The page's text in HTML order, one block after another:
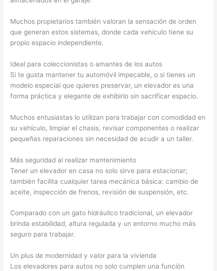
Muchos propietarios también valoran la sensación de orden
que generan estos sistemas, donde cada vehículo tiene su
propio espacio independiente.
Ideal para coleccionistas o amantes de los autos
Si te gusta mantener tu automóvil impecable, o si tienes un
modelo especial que quieres preservar, un elevador es una
forma práctica y elegante de exhibirlo sin sacrificar espacio.
Muchos entusiastas lo utilizan para trabajar con comodidad en
su vehículo, limpiar el chasis, revisar componentes o realizar
pequeñas reparaciones sin necesidad de acudir a un taller.
Más seguridad al realizar mantenimiento
Tener un elevador en casa no solo sirve para estacionar;
también facilita cualquier tarea mecánica básica: cambio de
aceite, inspección de frenos, revisión de suspensión, etc.
Comparado con un gato hidráulico tradicional, un elevador
brinda estabilidad, altura regulada y un entorno mucho más
seguro para trabajar.
Un plus de modernidad y valor para la vivienda
Los elevadores para autos no solo cumplen una función